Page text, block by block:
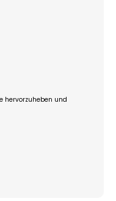
hervorzuheben und